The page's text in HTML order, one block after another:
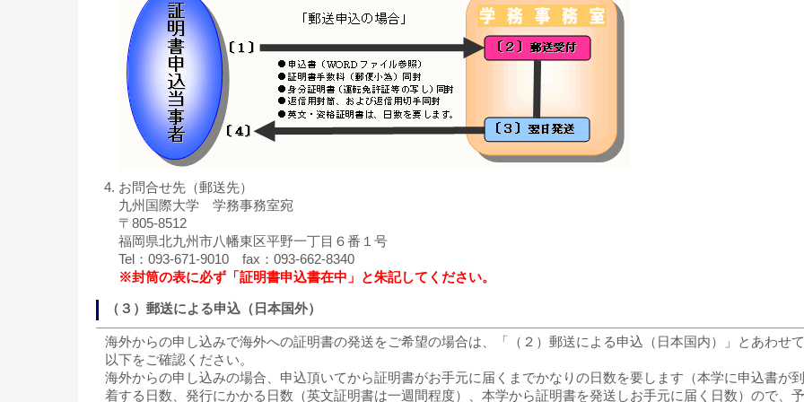
お問合せ先（郵送先）
九州国際大学 学務事務室宛
〒805-8512
福岡県北九州市八幡東区平野一丁目６番１号
Tel：093-671-9010 fax：093-662-8340
※封筒の表に必ず「証明書申込書在中」と朱記してください。
（３）郵送による申込（日本国外）
海外からの申し込みで海外への証明書の発送をご希望の場合は、「（２）郵送による申込（日本国内）」とあわせて
以下をご確認ください。
海外からの申し込みの場合、申込頂いてから証明書がお手元に届くまでかなりの日数を要します（本学に申込書が到
着する日数、発行にかかる日数（英文証明書は一週間程度）、本学から証明書を発送しお手元に届く日数）ので、予